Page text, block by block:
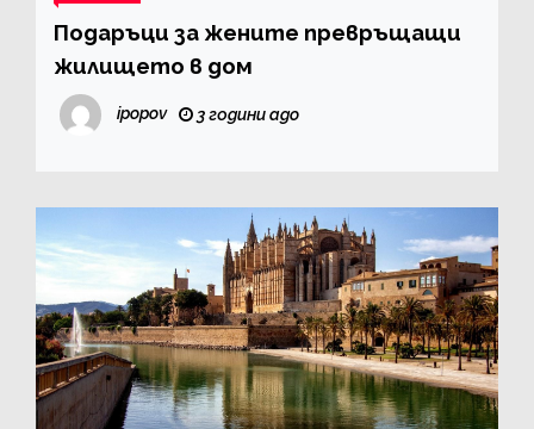
Подаръци за жените превръщащи
жилището в дом
ipopov 3 години ago